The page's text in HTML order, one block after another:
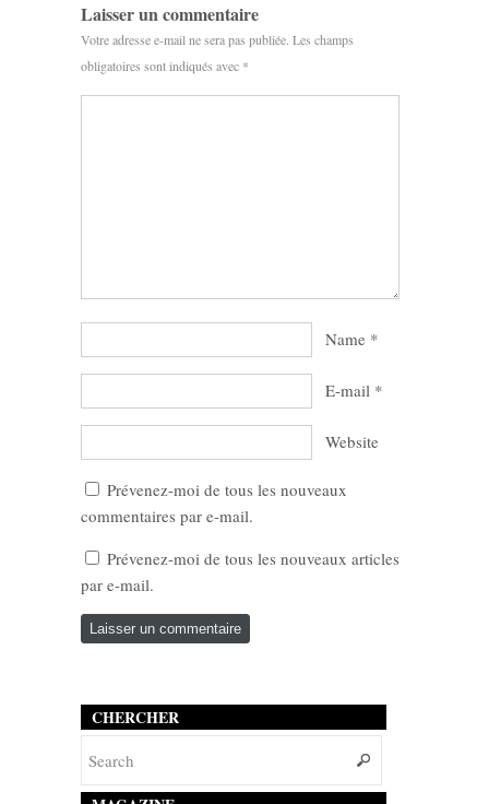
Laisser un commentaire
Votre adresse e-mail ne sera pas publiée. Les champs
obligatoires sont indiqués avec *
Name *
E-mail *
Website
Prévenez-moi de tous les nouveaux
commentaires par e-mail.
Prévenez-moi de tous les nouveaux articles
par e-mail.
CHERCHER